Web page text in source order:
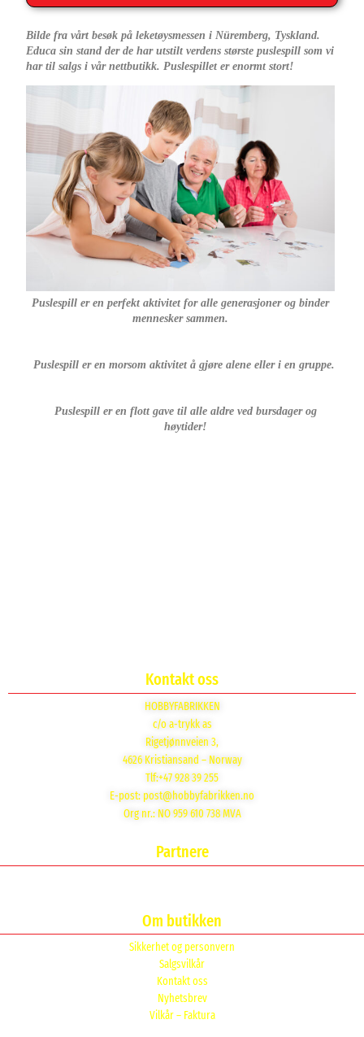
Bilde fra vårt besøk på leketøysmessen i Nüremberg, Tyskland.
Educa sin stand der de har utstilt verdens største puslespill som vi
har til salgs i vår nettbutikk. Puslespillet er enormt stort!
Puslespill er en perfekt aktivitet for alle generasjoner og binder
mennesker sammen.
Puslespill er en morsom aktivitet å gjøre alene eller i en gruppe.
Puslespill er en flott gave til alle aldre ved bursdager og
høytider!
Kontakt oss
HOBBYFABRIKKEN
c/o a-trykk as
Rigetjønnveien 3,
4626 Kristiansand – Norway
Tlf:+47 928 39 255
E-post: post@hobbyfabrikken.no
Org nr.: NO 959 610 738 MVA
Partnere
Om butikken
Sikkerhet og personvern
Salgsvilkår
Kontakt oss
Nyhetsbrev
Vilkår – Faktura